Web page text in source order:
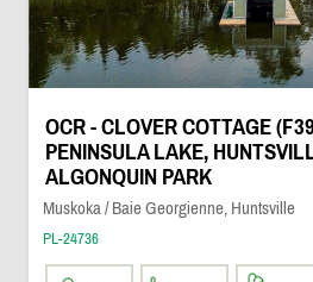
OCR - CLOVER COTTAGE
PENINSULA LAKE,
ALGONQUIN PARK
Muskoka / Baie Georgienne, Huntsville
PL-24736